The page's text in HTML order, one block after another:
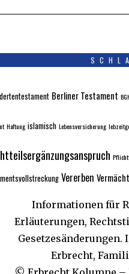
Berliner Testament
Haftung islamisch Lebensversicherung
Vererben
Informationen für
Erläuterungen,
Erbrecht,